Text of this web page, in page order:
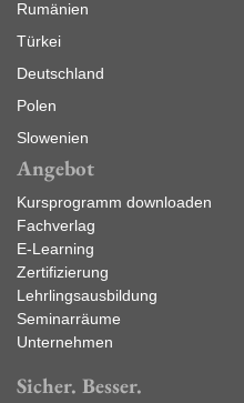
Rumänien
Türkei
Deutschland
Polen
Slowenien
Angebot
Kursprogramm downloaden
Fachverlag
E-Learning
Zertifizierung
Lehrlingsausbildung
Seminarräume
Unternehmen
Sicher. Besser.